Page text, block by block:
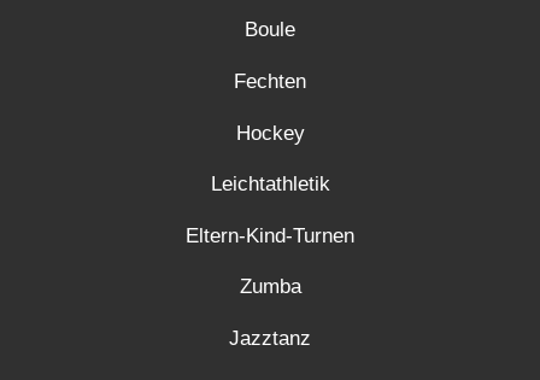
Boule
Fechten
Hockey
Leichtathletik
Eltern-Kind-Turnen
Zumba
Jazztanz